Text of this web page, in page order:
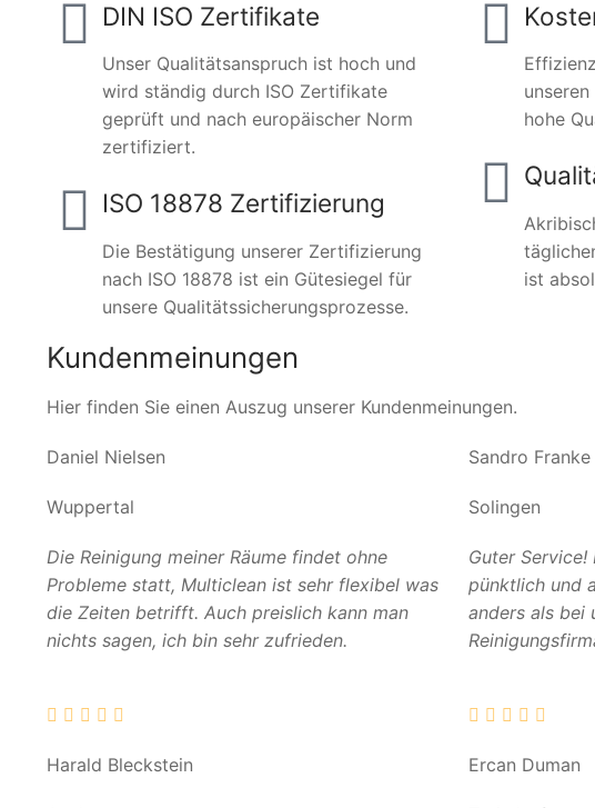
DIN ISO Zertifikate
Unser Qualitätsanspruch ist hoch und
wird ständig durch ISO Zertifikate
geprüft und nach europäischer Norm
zertifiziert.
ISO 18878 Zertifizierung
Die Bestätigung unserer Zertifizierung
nach ISO 18878 ist ein Gütesiegel für
unsere Qualitätssicherungsprozesse.
hohe
ist
Kundenmeinungen
Hier finden Sie einen Auszug unserer Kundenmeinungen.
Daniel Nielsen
Wuppertal
Die Reinigung meiner Räume findet ohne
Probleme statt, Multiclean ist sehr flexibel was
die Zeiten betrifft. Auch preislich kann man
nichts sagen, ich bin sehr zufrieden.
Sandro Franke
Solingen
Guter
pünktlich und
anders als bei
Harald Bleckstein Ercan Duman